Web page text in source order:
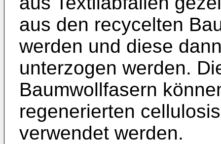
aus den recycelten
werden und diese
unterzogen werden.
Baumwollfasern
regenerierten
verwendet werden.